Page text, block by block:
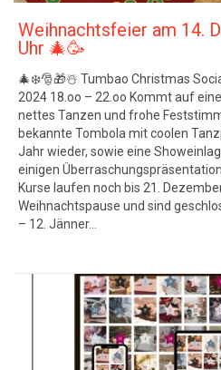
Weihnachtsfeier am 14.
Uhr 🎄🥳
🎄❄️🎅🎁☃️ Tumbao Christmas
2024 18.oo – 22.oo Kommt auf
nettes Tanzen und frohe
bekannte Tombola mit coolen
Jahr wieder, sowie eine
einigen
Kurse laufen noch bis 21.
Weihnachtspause und sind
– 12. Jänner…